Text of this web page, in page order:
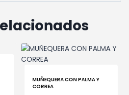
MUÑEQUERA CON PALMA Y
CORREA